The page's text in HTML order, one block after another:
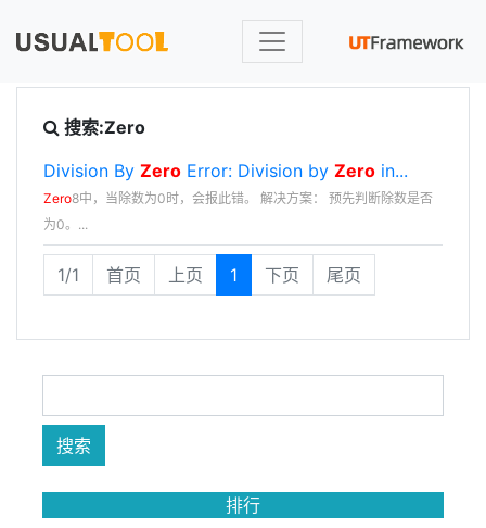
搜索:Zero
Division By Zero Error: Division by Zero in...
Zero8中，当除数为0时，会报此错。 解决方案： 预先判断除数是否
为0。...
1/1 首页 上页 1 下页 尾页
排行